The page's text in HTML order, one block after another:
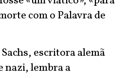
com o Palavra de
escritora alemã
nazi, lembra a